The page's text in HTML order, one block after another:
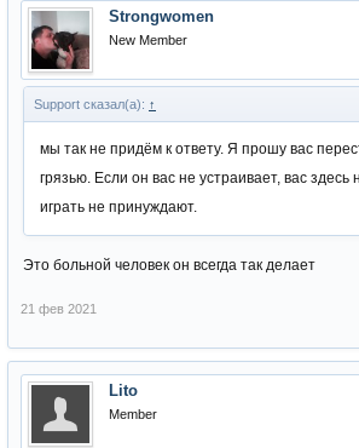
Strongwomen
New Member
Support сказал(а): ↑
мы так не придём к ответу. Я прошу вас
грязью. Если он вас не устраивает, вас
играть не принуждают.
Это больной человек он всегда так делает
21 фев 2021
Lito
Member